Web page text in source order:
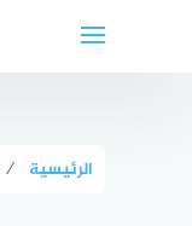
الرئيسية ⁄